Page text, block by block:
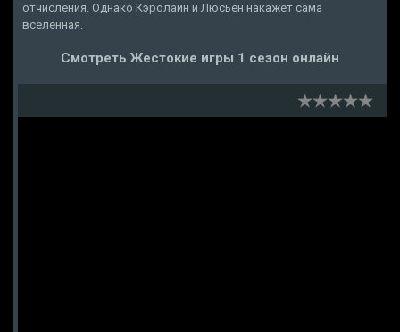
отчисления. Однако Кэролайн и Люсьен накажет сама
вселенная.
Смотреть Жестокие игры 1 сезон онлайн